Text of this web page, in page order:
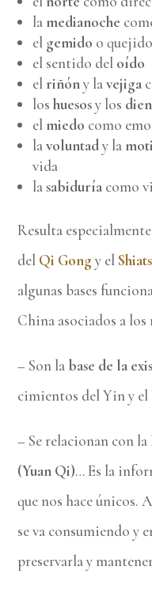
lamedianoche
el gemido o
el sentido del oído
elriñóny lavejiga
loshuesosy los
elmiedo como
lavoluntady la
vida
lasabiduría como
Resulta
del Qi Gongy el
algunas bases
China asociados a los
– Son la base de la
cimientos del Yin y el
– Se relacionan con la
(Yuan Qi)… Es la
que nos hace únicos.
se va consumiendo y
preservarla y